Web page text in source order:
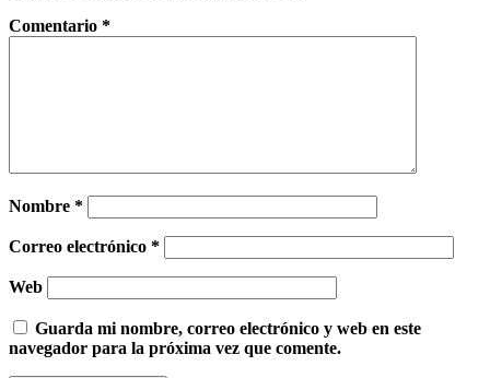
Comentario *
Nombre *
Correo electrónico *
Web
Guarda mi nombre, correo electrónico y web en este
navegador para la próxima vez que comente.